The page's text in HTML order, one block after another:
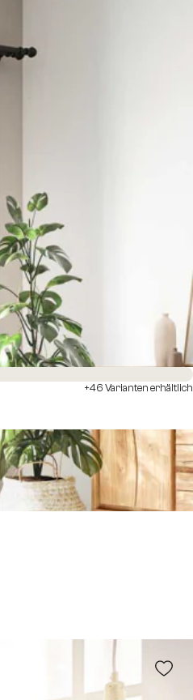
Sofort versandfertig
+46 Varianten erhältlich